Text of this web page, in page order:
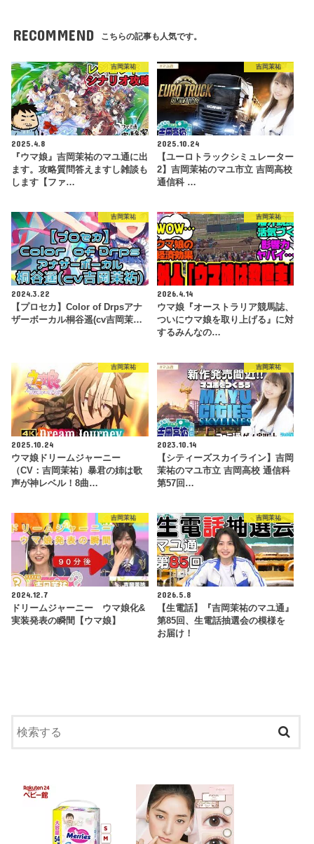
RECOMMEND こちらの記事も人気です。
吉岡茉祐
2025.4.8
『ウマ娘』吉岡茉祐のマユ通に出
ます。攻略質問答えますし雑談も
します【ファ…
吉岡茉祐
2025.10.24
【ユーロトラックシミュレーター
2】吉岡茉祐のマユ市立 吉岡高校
通信科 …
吉岡茉祐
2024.3.22
【プロセカ】Color of Drpsアナ
ザーボーカル桐谷遥(cv吉岡茉…
吉岡茉祐
2026.4.14
ウマ娘『オーストラリア競馬誌、
ついにウマ娘を取り上げる』に対
するみんなの…
吉岡茉祐
2025.10.24
ウマ娘ドリームジャーニー
（CV：吉岡茉祐）暴君の姉は歌
声が神レベル！8曲…
吉岡茉祐
2023.10.14
【シティーズスカイライン】吉岡
茉祐のマユ市立 吉岡高校 通信科
第57回…
吉岡茉祐
2024.12.7
ドリームジャーニー ウマ娘化&
実装発表の瞬間【ウマ娘】
吉岡茉祐
2026.5.8
【生電話】『吉岡茉祐のマユ通』
第85回、生電話抽選会の模様を
お届け！